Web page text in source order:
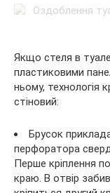
Якщо стеля в
пластиковими
ньому, технологія
стіновий:
Брусок
перфоратора
Перше кріплення
краю. В отвір